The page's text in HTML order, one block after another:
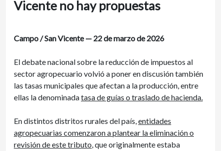
Vicente no hay propuestas
Campo / San Vicente — 22 de marzo de 2026
El debate nacional sobre la reducción de impuestos al
sector agropecuario volvió a poner en discusión también
las tasas municipales que afectan a la producción, entre
ellas la denominadatasa de guías o traslado de hacienda.
En distintos distritos rurales del país,entidades
agropecuarias comenzaron a plantear la eliminación o
revisión de este tributo, que originalmente estaba